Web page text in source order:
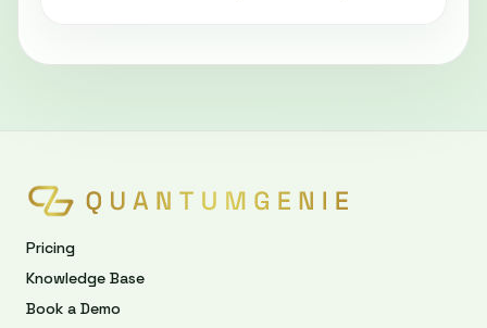
Pricing
Knowledge Base
Book a Demo